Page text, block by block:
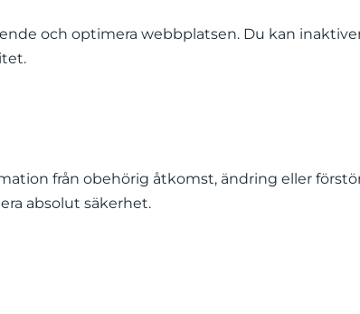
och optimera webbplatsen. Du kan
från obehörig åtkomst, ändring eller
absolut säkerhet.